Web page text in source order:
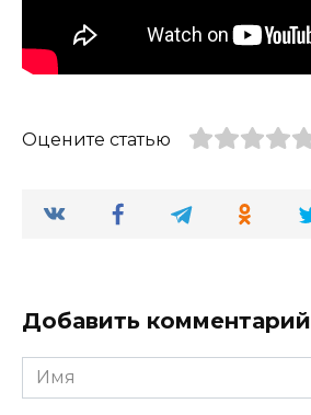
Оцените статью
Добавить комментарий
Имя
*